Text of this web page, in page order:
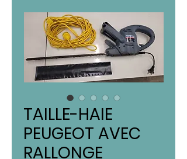
TAILLE-HAIE
PEUGEOT AVEC
RALLONGE